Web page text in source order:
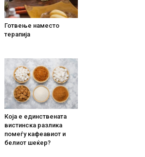
Готвење наместо
терапија
Која е единствената
вистинска разлика
помеѓу кафеавиот и
белиот шеќер?